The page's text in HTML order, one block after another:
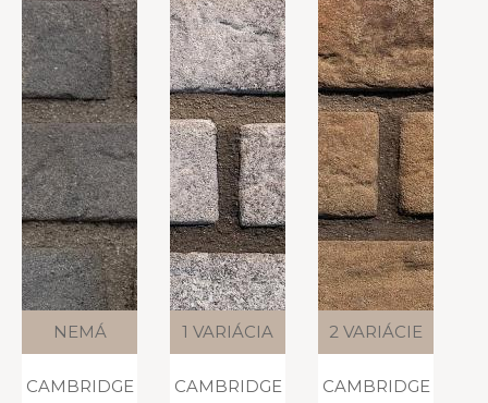
1 VARIÁCIA
CAMBRIDGE
2 VARIÁCIE
CAMBRIDGE
2 VARIÁCIE
CAMBRIDGE